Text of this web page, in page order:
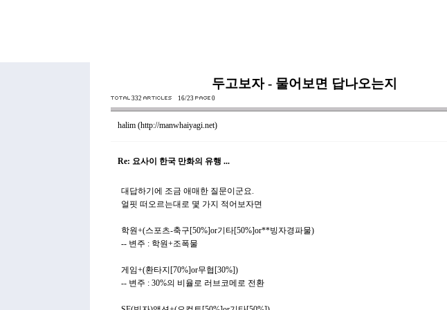
두고보자 - 물어보면 답나오는지
332 16/23 0
halim (http://manwhaiyagi.net)
Re: 요사이 한국 만화의 유행 ...
대답하기에 조금 애매한 질문이군요.
얼핏 떠오르는대로 몇 가지 적어보자면
학원+(스포츠-축구[50%]or기타[50%]or**빙자경파물)
-- 변주 : 학원+조폭물
게임+(환타지[70%]or무협[30%])
-- 변주 : 30%의 비율로 러브코메로 전환